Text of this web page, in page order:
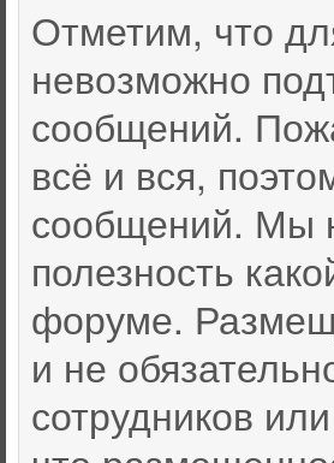
Отметим, что
невозможно
сообщений.
всё и вся,
сообщений. Мы
полезность
форуме.
и не
сотрудников